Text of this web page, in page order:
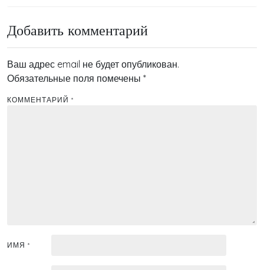
Добавить комментарий
Ваш адрес email не будет опубликован.
Обязательные поля помечены *
КОММЕНТАРИЙ *
ИМЯ *